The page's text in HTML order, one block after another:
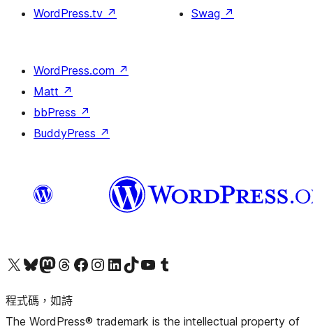
WordPress.tv ↗
Swag ↗
WordPress.com ↗
Matt ↗
bbPress ↗
BuddyPress ↗
查看我們的 X (之前的 Twitter) 帳號造訪我們的 Bluesky 帳號造訪我們的 Mastodon 帳號造訪我們的 Threads 帳號 造訪我們的 Facebook 粉絲專頁Visit our Instagram account
Visit our LinkedIn account
造訪我們的 TikTok 帳號Visit our YouTube channel
造訪我們的 Tumblr 帳號
程式碼，如詩
The WordPress® trademark is the intellectual property of